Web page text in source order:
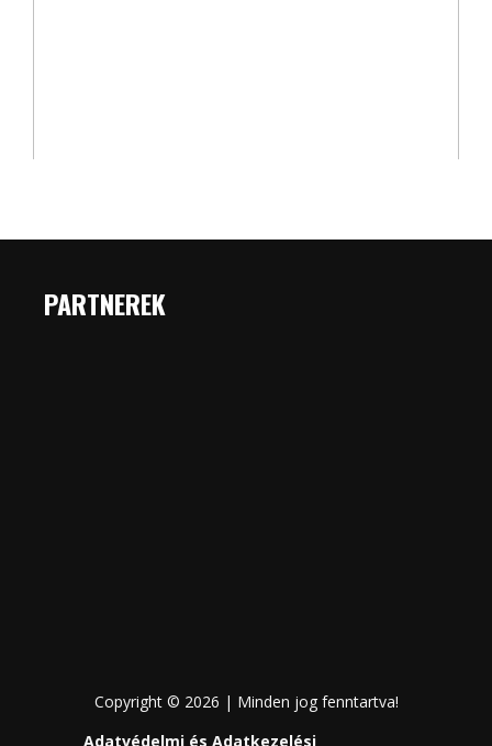
PARTNEREK
Copyright © 2026 | Minden jog fenntartva!
Adatvédelmi és Adatkezelési